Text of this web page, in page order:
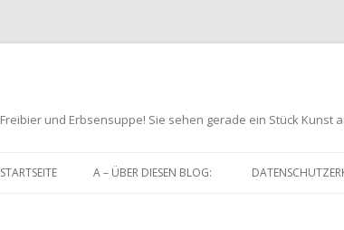
Freibier und Erbsensuppe! Sie sehen gerade ein Stück Kunst
STARTSEITE A – ÜBER DIESEN BLOG: